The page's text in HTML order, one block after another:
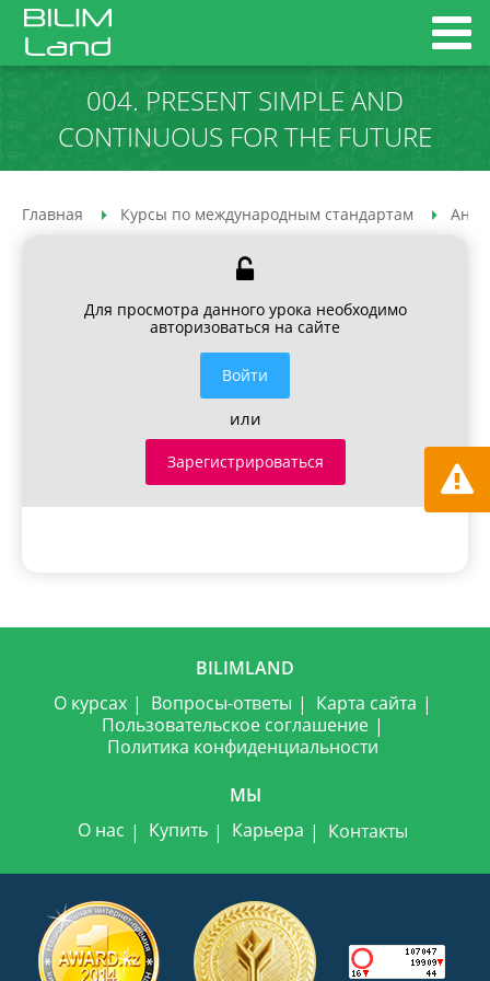
004. PRESENT SIMPLE AND
CONTINUOUS FOR THE FUTURE
Главная Курсы по международным стандартам
Для просмотра данного урока необходимо
авторизоваться на сайте
Войти
или
Зарегистрироваться
BILIMLAND
О курсах
Вопросы-ответы
Карта сайта
Пользовательское соглашение
Политика конфиденциальности
МЫ
О нас
Купить Карьера Контакты